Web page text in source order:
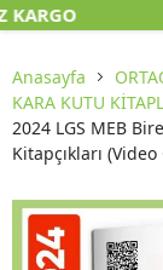
Anasayfa
KARA KUTU
2024 LGS MEB
Kitapçıkları